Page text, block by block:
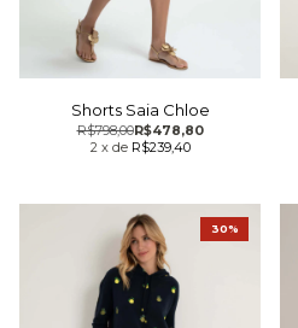
Shorts Saia Chloe
R$478,80
R$798,00
2 x de R$239,40
30%